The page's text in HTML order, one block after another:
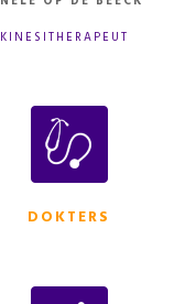
KINESITHERAPEUT
DOKTERS